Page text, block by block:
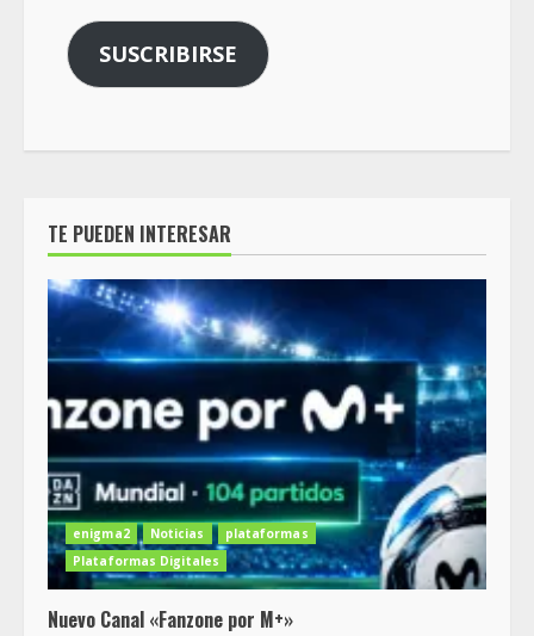
SUSCRIBIRSE
TE PUEDEN INTERESAR
enigma2 Noticias
plataformas
Plataformas Digitales
Nuevo Canal «Fanzone por M+»